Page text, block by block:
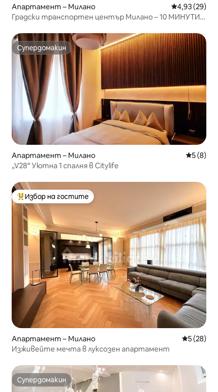
Апартамент – Милано Средна
4,93 (29)
Градски транспортен център Милано – 10 МИНУТИ
Супердомакин
Супердомакин
Апартамент – Милано Средна
5 (8)
„V28“ Уютна 1 спалня в Citylife
Най-популярен избор на гостите
Избор на гостите
Апартамент – Милано Средна
5 (28)
Изживейте мечта в луксозен апартамент
Супердомакин
Супердомакин